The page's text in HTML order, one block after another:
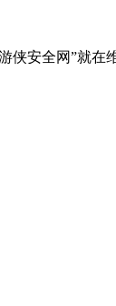
侠安全网”就在